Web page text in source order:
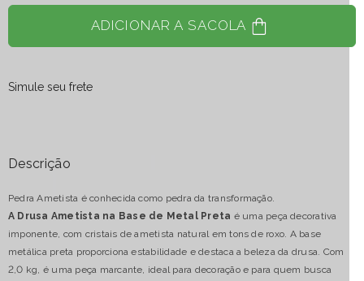
para
Preta
para
Drusa
Ametista
Preta
ADICIONAR A SACOLA
Simule seu frete
Descrição
Pedra Ametista é conhecida como pedra da transformação.
A Drusa Ametista na Base de Metal Preta é uma peça decorativa
imponente, com cristais de ametista natural em tons de roxo. A base
metálica preta proporciona estabilidade e destaca a beleza da drusa. Com
2,0 kg, é uma peça marcante, ideal para decoração e para quem busca